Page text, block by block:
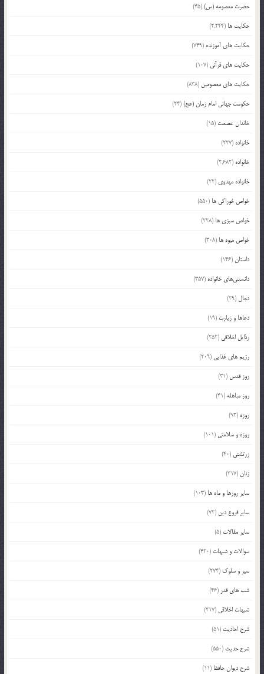
حضرت معصومه (س)(45)
حکایت ها (2,244)
حکایت های آموزنده (749)
حکایت های قرآنی (107)
حکایت های معصومین (838)
حکومت جهانی امام زمان (عج)(24)
خاندان عصمت (15)
خانواده (227)
خانواده (2,682)
خانواده مهدوی (22)
خواص خوراکی ها (550)
خواص سبزی ها (228)
خواص میوه ها (308)
داستان(146)
دانستنی‌های خانواده (357)
دجال (29)
دعاها و زیارت (19)
رذایل اخلاقی (252)
رژیم های غذایی (209)
روز قدس (31)
روز مباهله (41)
روزه (93)
روزه و سلامتی (101)
زرتشتی (40)
زنان(317)
سایر روزها و ماه ها (103)
سایر فروع دین (72)
سایر مقالات (5)
سوالات و شبهات (420)
سیر و سلوک (274)
شب های قدر (46)
شبهات اخلاقی (217)
شرح احادیث (51)
شرح حدیث (550)
شرح دیوان حافظ (11)